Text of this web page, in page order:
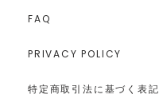
FAQ
PRIVACY POLICY
特定商取引法に基づく表記